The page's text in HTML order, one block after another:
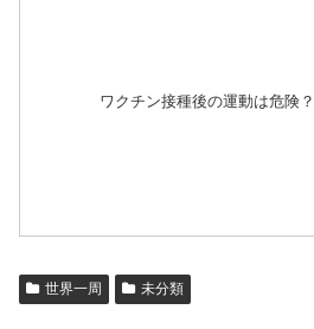
ワクチン接種後の運動は危険？
世界一周 未分類